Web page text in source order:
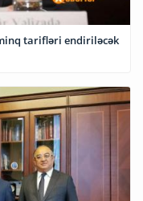
tarifləri endiriləcək